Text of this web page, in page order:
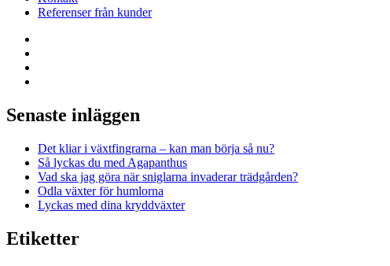
Referenser från kunder
Senaste inläggen
Det kliar i växtfingrarna – kan man börja så nu?
Så lyckas du med Agapanthus
Vad ska jag göra när sniglarna invaderar trädgården?
Odla växter för humlorna
Lyckas med dina kryddväxter
Etiketter